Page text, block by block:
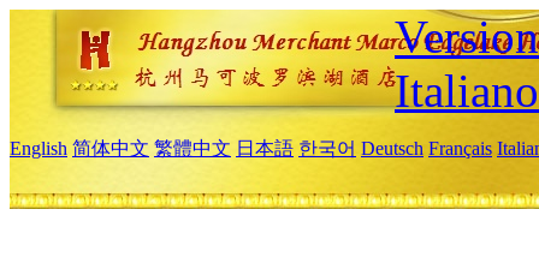
Italiano
English 简体中文 繁體中文 日本語 한국어 Deutsch Français